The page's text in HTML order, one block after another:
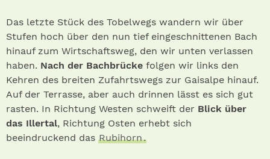
Das letzte Stück des Tobelwegs wandern wir über
Stufen hoch über den nun tief eingeschnittenen Bach
hinauf zum Wirtschaftsweg, den wir unten verlassen
haben. Nach der Bachbrücke folgen wir links den
Kehren des breiten Zufahrtswegs zur Gaisalpe hinauf.
Auf der Terrasse, aber auch drinnen lässt es sich gut
rasten. In Richtung Westen schweift der Blick über
das Illertal, Richtung Osten erhebt sich
beeindruckend das Rubihorn.